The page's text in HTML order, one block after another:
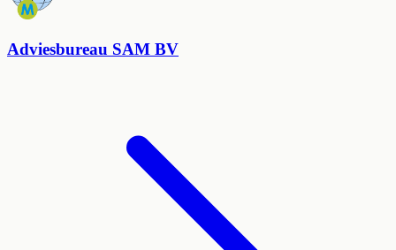
Adviesbureau SAM BV